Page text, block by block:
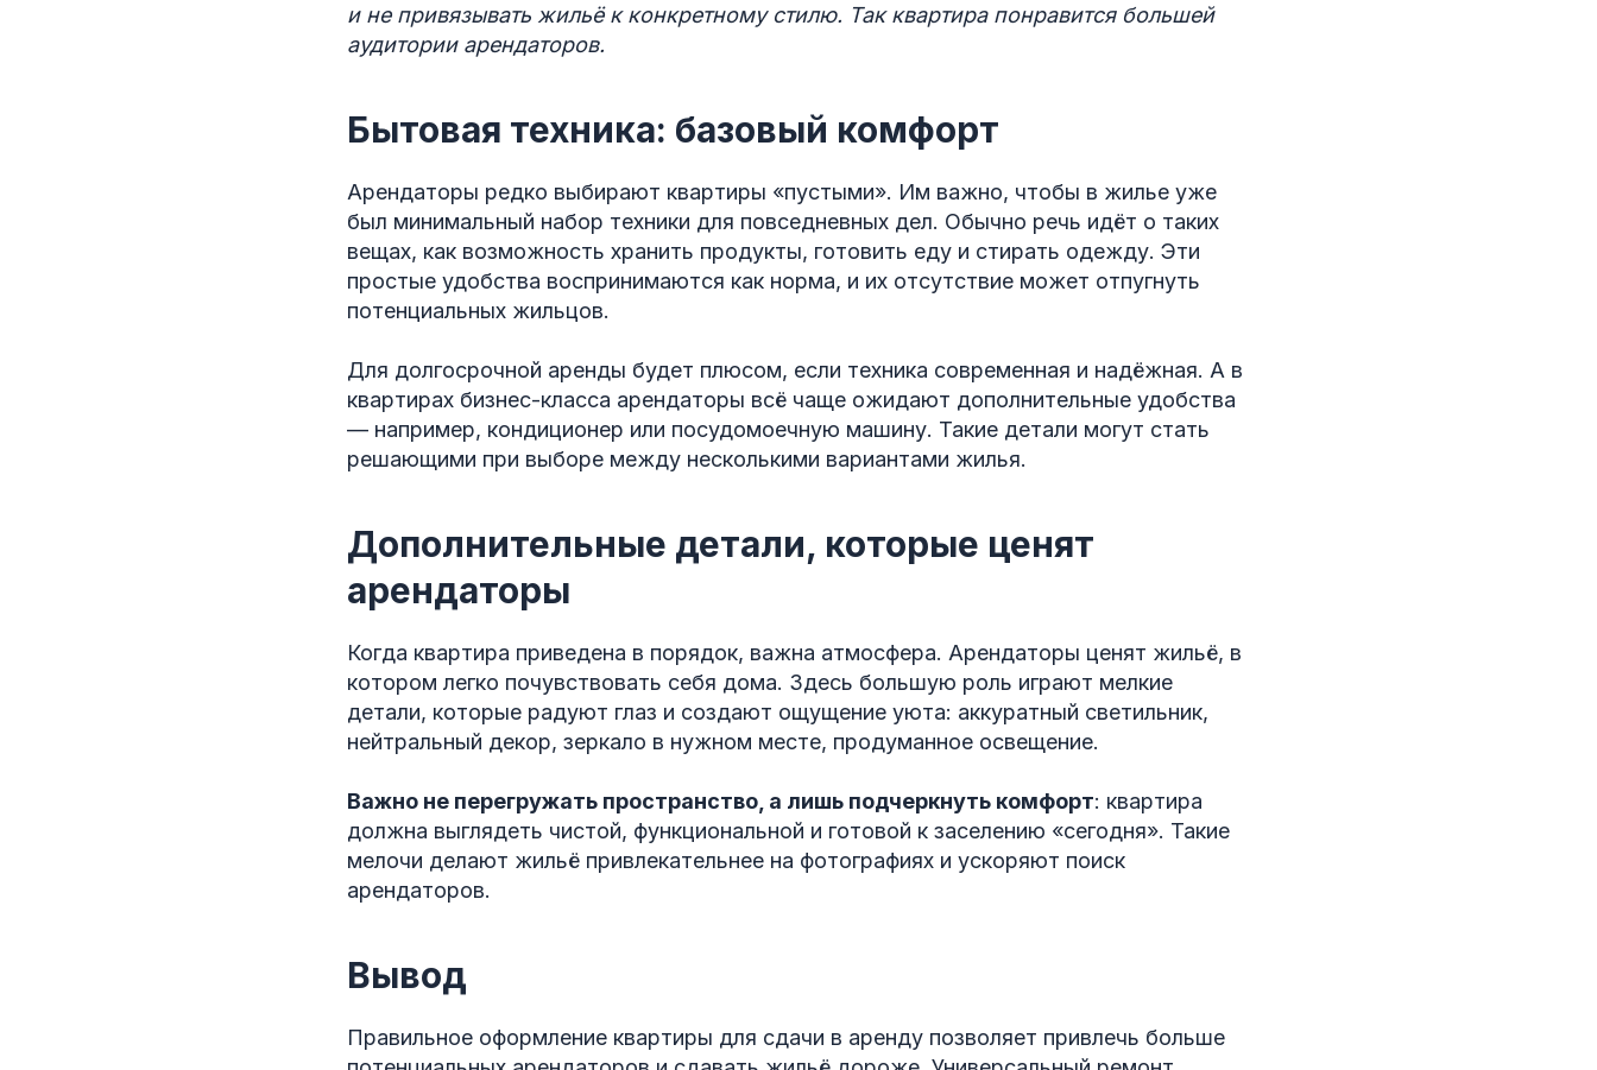
и не привязывать жильё к конкретному стилю. Так квартира понравится большей
аудитории арендаторов.
Бытовая техника: базовый комфорт
Арендаторы редко выбирают квартиры «пустыми». Им важно, чтобы в жилье уже
был минимальный набор техники для повседневных дел. Обычно речь идёт о таких
вещах, как возможность хранить продукты, готовить еду и стирать одежду. Эти
простые удобства воспринимаются как норма, и их отсутствие может отпугнуть
потенциальных жильцов.
Для долгосрочной аренды будет плюсом, если техника современная и надёжная. А в
квартирах бизнес-класса арендаторы всё чаще ожидают дополнительные удобства
— например, кондиционер или посудомоечную машину. Такие детали могут стать
решающими при выборе между несколькими вариантами жилья.
Дополнительные детали, которые ценят
арендаторы
Когда квартира приведена в порядок, важна атмосфера. Арендаторы ценят жильё, в
котором легко почувствовать себя дома. Здесь большую роль играют мелкие
детали, которые радуют глаз и создают ощущение уюта: аккуратный светильник,
нейтральный декор, зеркало в нужном месте, продуманное освещение.
Важно не перегружать пространство, а лишь подчеркнуть комфорт: квартира
должна выглядеть чистой, функциональной и готовой к заселению «сегодня». Такие
мелочи делают жильё привлекательнее на фотографиях и ускоряют поиск
арендаторов.
Вывод
Правильное оформление квартиры для сдачи в аренду позволяет привлечь больше